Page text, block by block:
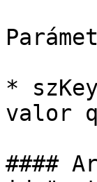
*
valor
####